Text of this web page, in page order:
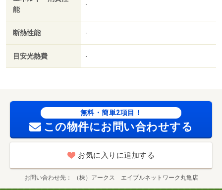
す。・賃貸保証等：加入要（保証会社の利用 利用料の１
フリーレントあり：１ヶ月・いつでも洗濯物を干せるの
で、日中は忙しいという人にもおすすめの浴室乾燥機を設
置しています。知らない来訪者が来てもＴＶインターホン
能
-
断熱性能 -
目安光熱費 -
無料・簡単2項目！
この物件にお問い合わせする
お気に入りに追加する
お問い合わせ先 （株）アークス エイブルネットワーク丸亀店